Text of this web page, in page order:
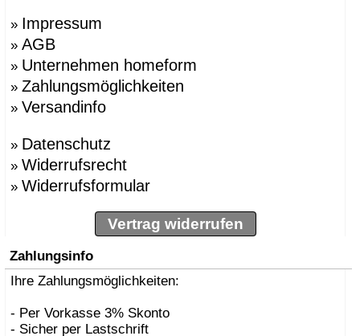
» Impressum
» AGB
» Unternehmen homeform
» Zahlungsmöglichkeiten
» Versandinfo
» Datenschutz
» Widerrufsrecht
» Widerrufsformular
Vertrag widerrufen
Zahlungsinfo
Ihre Zahlungsmöglichkeiten:
- Per Vorkasse 3% Skonto
- Sicher per Lastschrift